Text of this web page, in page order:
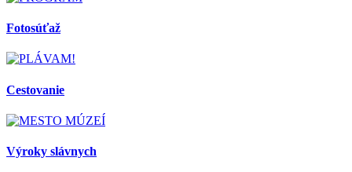
Fotosúťaž
Cestovanie
Výroky slávnych